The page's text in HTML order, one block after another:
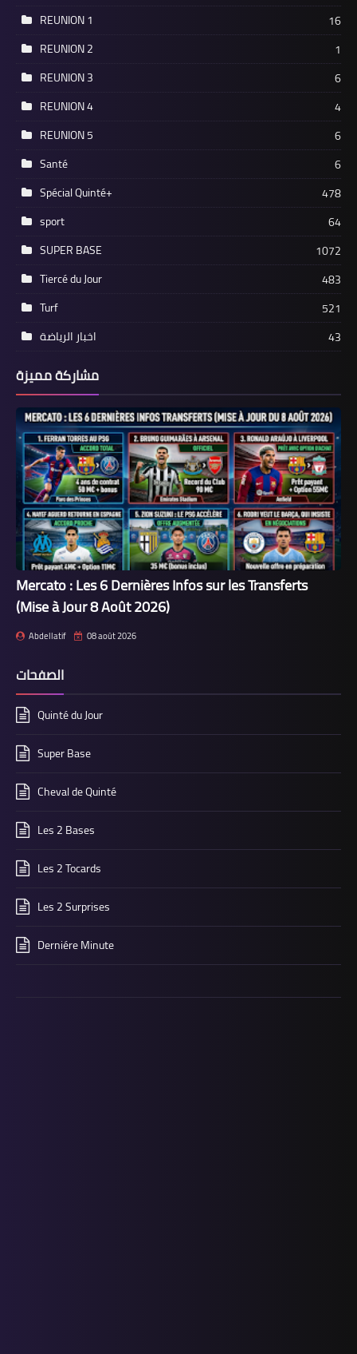
REUNION 1
16
REUNION 2
1
REUNION 3
6
REUNION 4
4
REUNION 5
6
Santé
6
Spécial Quinté+
478
sport
64
SUPER BASE
1072
Tiercé du Jour
483
Turf
521
اخبار الرياضة
43
مشاركة مميزة
Mercato : Les 6 Dernières Infos sur les Transferts
(Mise à Jour 8 Août 2026)
Abdellatif 08 août 2026
الصفحات
Quinté du Jour
Super Base
Cheval de Quinté
Les 2 Bases
Les 2 Tocards
Les 2 Surprises
Derniére Minute